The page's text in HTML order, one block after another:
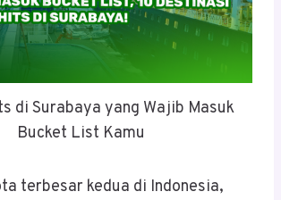
di Surabaya yang Wajib Masuk
Bucket List Kamu
terbesar kedua di Indonesia,